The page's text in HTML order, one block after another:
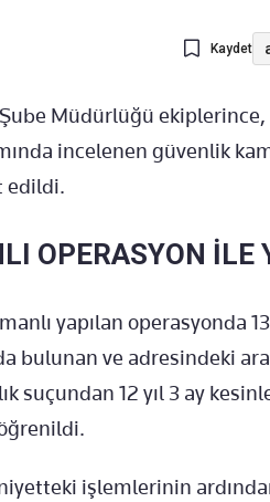
Kaydet
Müdürlüğü ekiplerince,
incelenen güvenlik
edildi.
OPERASYON İLE
yapılan operasyonda
bulunan ve adresindeki
suçundan 12 yıl 3 ay
işlemlerinin